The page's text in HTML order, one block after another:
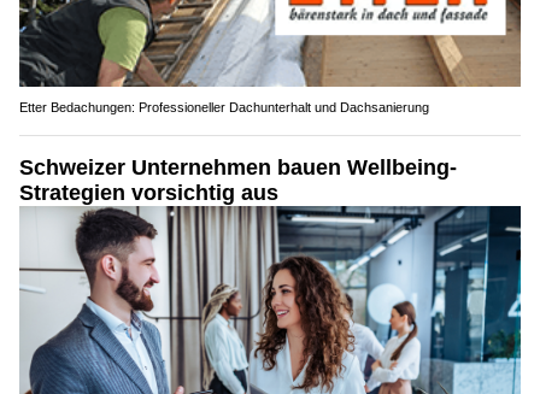
Etter Bedachungen: Professioneller Dachunterhalt und Dachsanierung
Schweizer Unternehmen bauen Wellbeing-
Strategien vorsichtig aus